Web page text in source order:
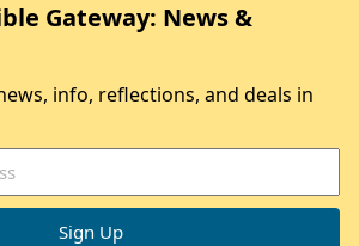
Gateway: News &
info, reflections, and deals in